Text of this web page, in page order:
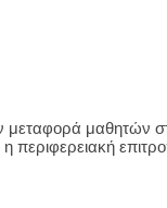
μεταφορά μαθητών
η περιφερειακή